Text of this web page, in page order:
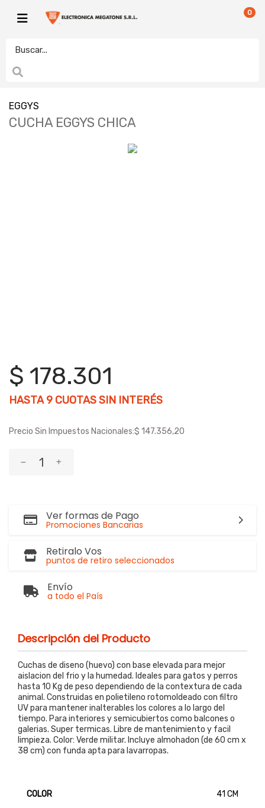
0
EGGYS
CUCHA EGGYS CHICA
$ 178.301
HASTA9 CUOTAS SIN INTERÉS
Precio Sin Impuestos Nacionales:$ 147.356,20
Ver formas de Pago
Promociones Bancarias
Retiralo Vos
puntos de retiro seleccionados
Envío
a todo el País
Descripción del Producto
Cuchas de diseno (huevo) con base elevada para mejor
aislacion del frio y la humedad. Ideales para gatos y perros
hasta 10 Kg de peso dependiendo de la contextura de cada
animal. Construidas en polietileno rotomoldeado con filtro
UV para mantener inalterables los colores a lo largo del
tiempo. Para interiores y semicubiertos como balcones o
galerias. Super termicas. Libre de mantenimiento y facil
limpieza. Color: Verde militar. Incluye almohadon (de 60 cm x
38 cm) con funda apta para lavarropas.
COLOR 41 CM